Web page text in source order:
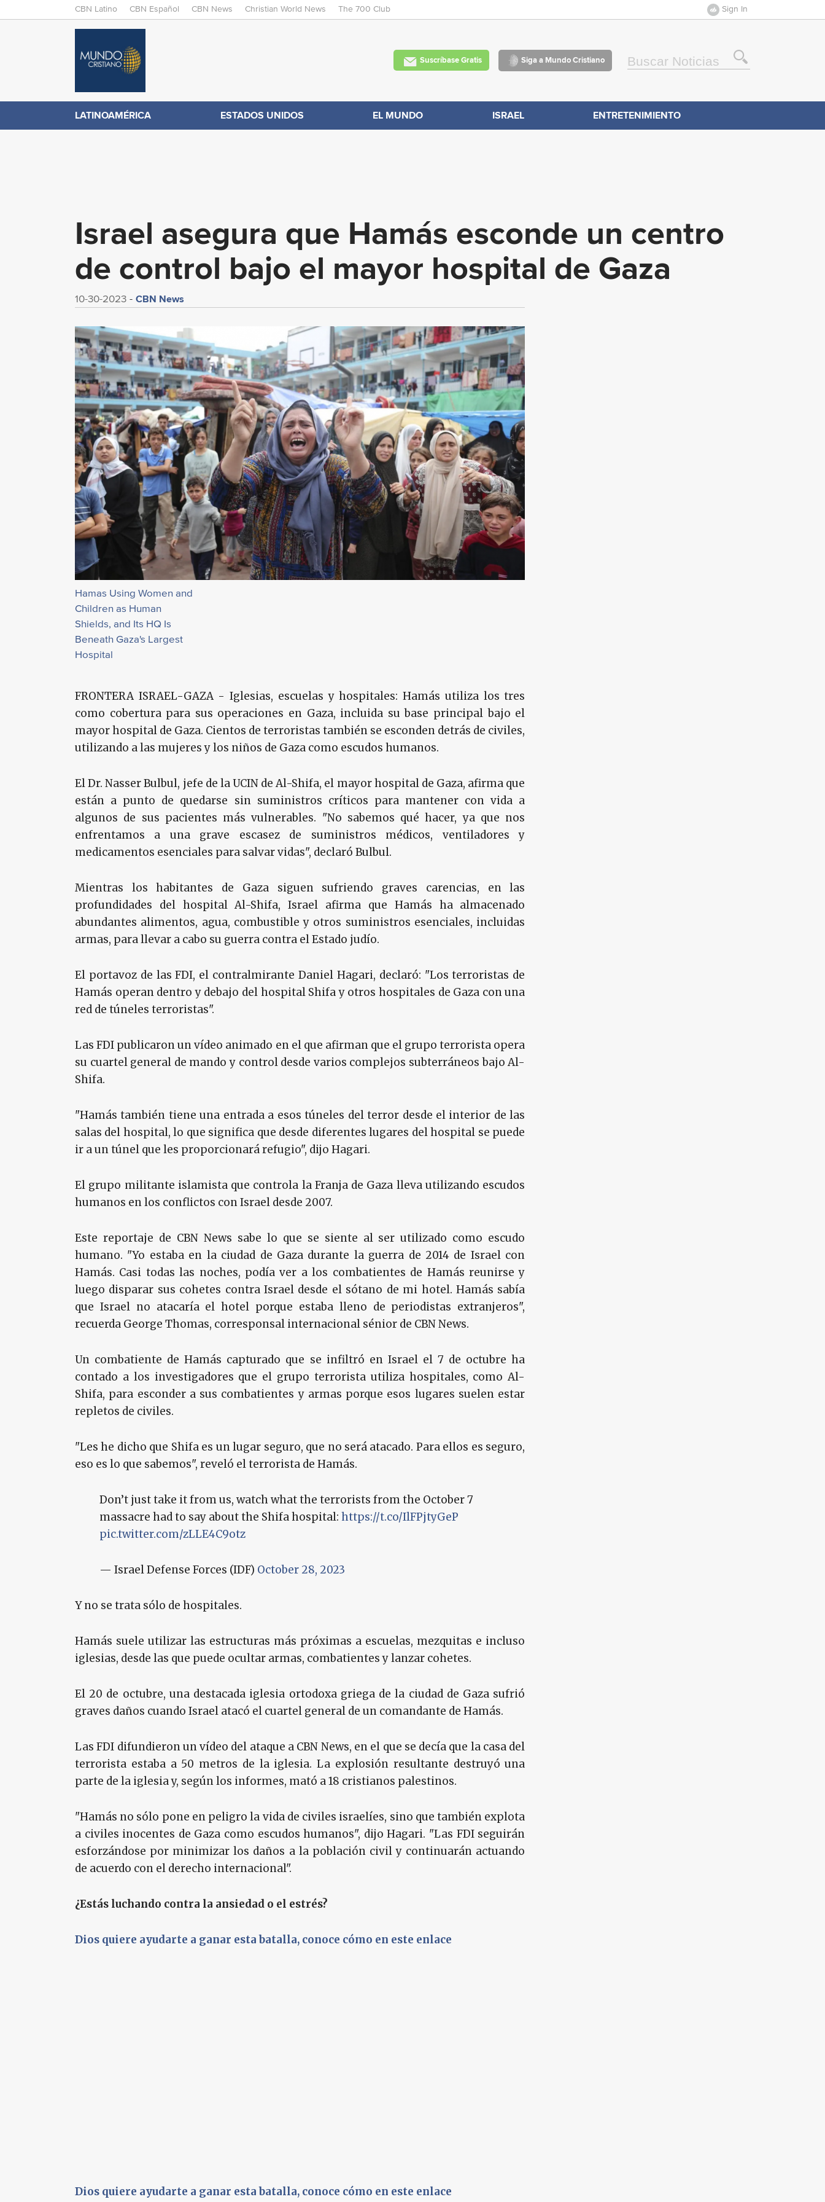
Skip
M
N
E
CBN Latino CBN Español CBN News Christian World News The 700 Club
C
B
N
.
m
Sign In
Suscríbase Gratis Siga a Mundo Cristiano
LATINOAMÉRICA ESTADOS UNIDOS EL MUNDO ISRAEL ENTRETENIMIENTO
Israel asegura que Hamás esconde un centro
de control bajo el mayor hospital de Gaza
10-30-2023 CBN News
Hamas Using Women and
Children as Human
Shields, and Its HQ Is
Beneath Gaza's Largest
Hospital
FRONTERA ISRAEL-GAZA - Iglesias, escuelas y hospitales: Hamás utiliza los tres
como cobertura para sus operaciones en Gaza, incluida su base principal bajo el
mayor hospital de Gaza. Cientos de terroristas también se esconden detrás de civiles,
utilizando a las mujeres y los niños de Gaza como escudos humanos.
El Dr. Nasser Bulbul, jefe de la UCIN de Al-Shifa, el mayor hospital de Gaza, afirma que
están a punto de quedarse sin suministros críticos para mantener con vida a
algunos de sus pacientes más vulnerables. "No sabemos qué hacer, ya que nos
enfrentamos a una grave escasez de suministros médicos, ventiladores y
medicamentos esenciales para salvar vidas", declaró Bulbul.
Mientras los habitantes de Gaza siguen sufriendo graves carencias, en las
profundidades del hospital Al-Shifa, Israel afirma que Hamás ha almacenado
abundantes alimentos, agua, combustible y otros suministros esenciales, incluidas
armas, para llevar a cabo su guerra contra el Estado judío.
El portavoz de las FDI, el contralmirante Daniel Hagari, declaró: "Los terroristas de
Hamás operan dentro y debajo del hospital Shifa y otros hospitales de Gaza con una
red de túneles terroristas".
Las FDI publicaron un vídeo animado en el que afirman que el grupo terrorista opera
su cuartel general de mando y control desde varios complejos subterráneos bajo Al-
Shifa.
"Hamás también tiene una entrada a esos túneles del terror desde el interior de las
salas del hospital, lo que significa que desde diferentes lugares del hospital se puede
ir a un túnel que les proporcionará refugio", dijo Hagari.
El grupo militante islamista que controla la Franja de Gaza lleva utilizando escudos
humanos en los conflictos con Israel desde 2007.
Este reportaje de CBN News sabe lo que se siente al ser utilizado como escudo
humano. "Yo estaba en la ciudad de Gaza durante la guerra de 2014 de Israel con
Hamás. Casi todas las noches, podía ver a los combatientes de Hamás reunirse y
luego disparar sus cohetes contra Israel desde el sótano de mi hotel. Hamás sabía
que Israel no atacaría el hotel porque estaba lleno de periodistas extranjeros",
recuerda George Thomas, corresponsal internacional sénior de CBN News.
Un combatiente de Hamás capturado que se infiltró en Israel el 7 de octubre ha
contado a los investigadores que el grupo terrorista utiliza hospitales, como Al-
Shifa, para esconder a sus combatientes y armas porque esos lugares suelen estar
repletos de civiles.
"Les he dicho que Shifa es un lugar seguro, que no será atacado. Para ellos es seguro,
eso es lo que sabemos", reveló el terrorista de Hamás.
Don’t just take it from us, watch what the terrorists from the October 7
massacre had to say about the Shifa hospital: https://t.co/IlFPjtyGeP
pic.twitter.com/zLLE4C9otz
— Israel Defense Forces (IDF) October 28, 2023
Y no se trata sólo de hospitales.
Hamás suele utilizar las estructuras más próximas a escuelas, mezquitas e incluso
iglesias, desde las que puede ocultar armas, combatientes y lanzar cohetes.
El 20 de octubre, una destacada iglesia ortodoxa griega de la ciudad de Gaza sufrió
graves daños cuando Israel atacó el cuartel general de un comandante de Hamás.
Las FDI difundieron un vídeo del ataque a CBN News, en el que se decía que la casa del
terrorista estaba a 50 metros de la iglesia. La explosión resultante destruyó una
parte de la iglesia y, según los informes, mató a 18 cristianos palestinos.
"Hamás no sólo pone en peligro la vida de civiles israelíes, sino que también explota
a civiles inocentes de Gaza como escudos humanos", dijo Hagari. "Las FDI seguirán
esforzándose por minimizar los daños a la población civil y continuarán actuando
de acuerdo con el derecho internacional".
¿Estás luchando contra la ansiedad o el estrés?
Dios quiere ayudarte a ganar esta batalla, conoce cómo en este enlace
Dios quiere ayudarte a ganar esta batalla, conoce cómo en este enlace